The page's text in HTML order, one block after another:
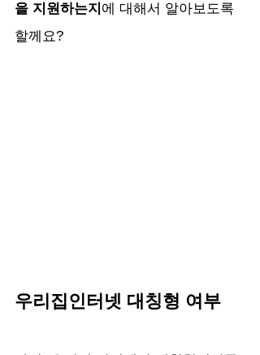
을 지원하는지 에 대해서 알아보도록
할께요?
우리집인터넷 대칭형 여부